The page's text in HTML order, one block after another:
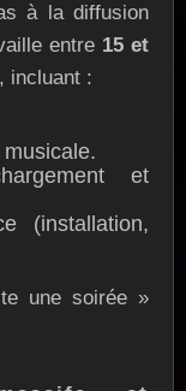
à la diffusion
entre 15 et
incluant :
et
(installation,
une soirée »